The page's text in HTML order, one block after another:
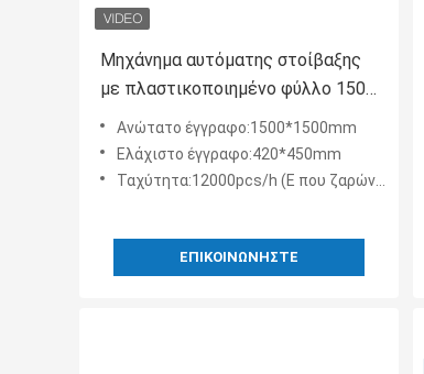
Μηχάνημα αυτόματης στοίβαξης
με πλαστικοποιημένο φύλλο 1500
mm Αυτόματη συλλογή flip flop και
στοίβαξη
Ανώτατο έγγραφο:1500*1500mm
Ελάχιστο έγγραφο:420*450mm
Ταχύτητα:12000pcs/h (Ε που ζαρώνουν)
ΕΠΙΚΟΙΝΩΝΉΣΤΕ